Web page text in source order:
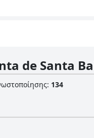
de Santa
: 134